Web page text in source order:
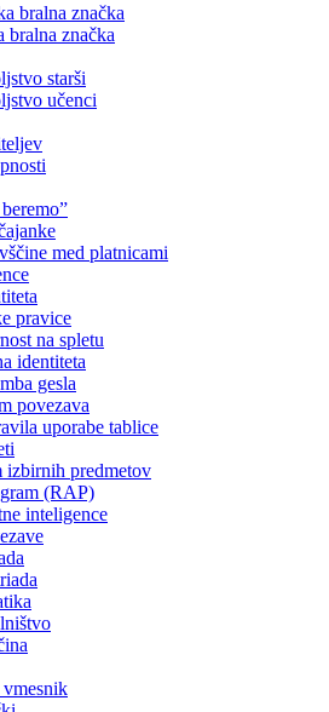
bralna značka
bralna značka
starši
učenci
med platnicami
pravice
na spletu
identiteta
gesla
povezava
uporabe tablice
izbirnih predmetov
(RAP)
inteligence